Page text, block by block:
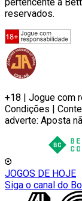
reservados.
+18 | Jogue com
Condições |
adverte: Aposta
JOGOS DE HOJE
Siga o canal do